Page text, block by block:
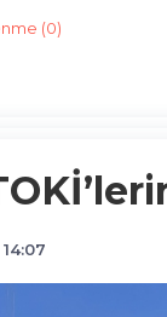
(0)